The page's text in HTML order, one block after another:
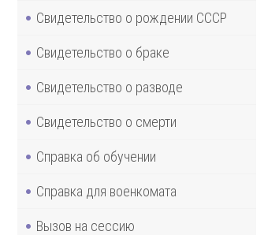
Свидетельство о рождении СССР
Свидетельство о браке
Свидетельство о разводе
Свидетельство о смерти
Справка об обучении
Справка для военкомата
Вызов на сессию